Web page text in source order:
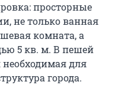
просторные
не только ванная
комната, а
5 кв. м. В пешей
необходимая для
города.